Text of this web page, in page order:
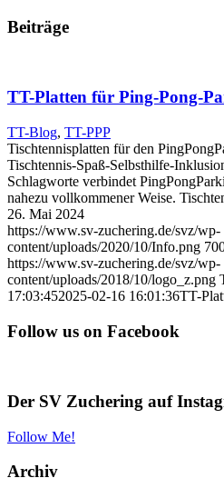
Beiträge
TT-Platten für Ping-Pong-
TT-Blog, TT-PPP
Tischtennisplatten für den
Tischtennis-Spaß-Selbsthilfe-
Schlagworte verbindet
nahezu vollkommener Weise.
26. Mai 2024
https://www.sv-zuchering.de/svz/wp-
content/uploads/2020/10/Info.png
https://www.sv-zuchering.de/svz/wp-
content/uploads/2018/10/logo_z.png
17:03:452025-02-16 16:01:36TT-
Follow us on Facebook
Der SV Zuchering auf
Follow Me!
Archiv